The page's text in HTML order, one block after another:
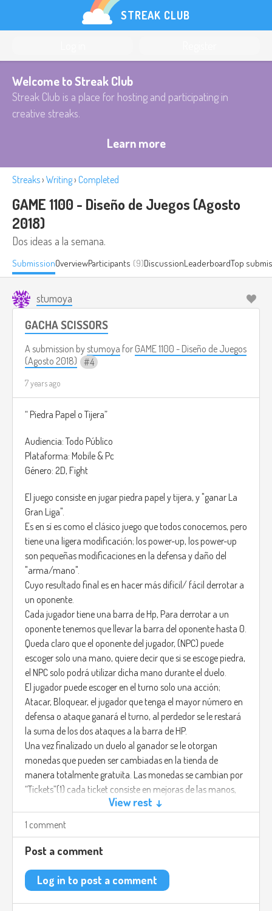
STREAK CLUB
Welcome to Streak Club
Streak Club is a place for hosting and participating in
creative streaks.
Learn more
Streaks› Writing› Completed
GAME 1100 - Diseño de Juegos (Agosto
2018)
Dos ideas a la semana.
SubmissionOverviewParticipants (9)DiscussionLeaderboardTop
stumoya
GACHA SCISSORS
A submission bystumoya for GAME 1100 - Diseño de Juegos
(Agosto 2018)
4
7 years ago
“ Piedra Papel o Tijera”
Audiencia: Todo Público
Plataforma: Mobile & Pc
Género: 2D, Fight
El juego consiste en jugar piedra papel y tijera, y "ganar La
Gran Liga".
Es en sí es como el clásico juego que todos conocemos, pero
tiene una ligera modificación; los power-up, los power-up
son pequeñas modificaciones en la defensa y daño del
"arma/mano".
Cuyo resultado final es en hacer más difícil/ fácil derrotar a
un oponente.
Cada jugador tiene una barra de Hp, Para derrotar a un
oponente tenemos que llevar la barra del oponente hasta 0.
Queda claro que el oponente del jugador, (NPC) puede
escoger solo una mano, quiere decir que si se escoge piedra,
el NPC solo podrá utilizar dicha mano durante el duelo.
El jugador puede escoger en el turno solo una acción;
Atacar, Bloquear, el jugador que tenga el mayor número en
defensa o ataque ganará el turno, al perdedor se le restará
la suma de los dos ataques a la barra de HP.
Una vez finalizado un duelo al ganador se le otorgan
monedas que pueden ser cambiadas en la tienda de
manera totalmente gratuita. Las monedas se cambian por
“Tickets”(1) cada ticket consiste en mejoras de las manos,
un ejemplo sería un guante, el cual le otorgaría más
defensa.
La interfaz del juego en celulares sé muy simple, consiste en
En el menú de jugar hay otras 3 opciones, Marathon,
Historia y Práctica.
Los Personajes serían hechos en Illustrator. con 3 fases de
View rest ↓
1 comment
Post a comment
Log in to post a comment